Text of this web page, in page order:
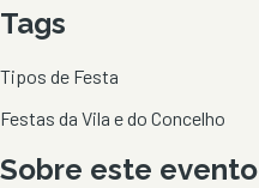
Tags
Tipos de Festa
Festas da Vila e do Concelho
Sobre este evento